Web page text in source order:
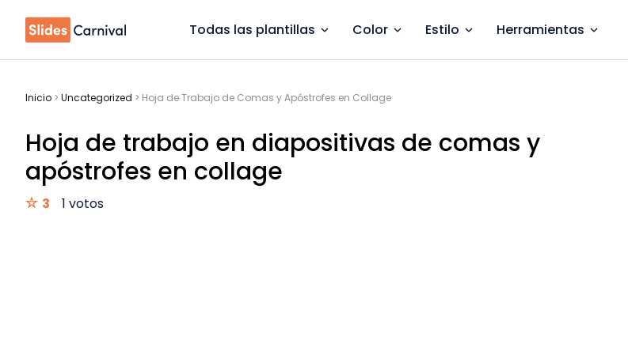
Todas las plantillas Color Estilo Herramientas
Inicio > Uncategorized > Hoja de Trabajo de Comas y Apóstrofes en Collage
Hoja de trabajo en diapositivas de comas y
apóstrofes en collage
3 1 votos